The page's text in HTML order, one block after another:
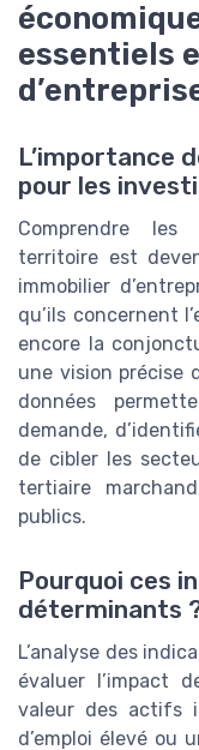
essentiels
L’importance
pour les
Comprendre les
territoire est
immobilier
qu’ils concernent
encore la
une vision précise
données
demande,
de cibler les
tertiaire
publics.
Pourquoi ces
déterminants
L’analyse des
évaluer l’impact
valeur des actifs
d’emploi élevé ou